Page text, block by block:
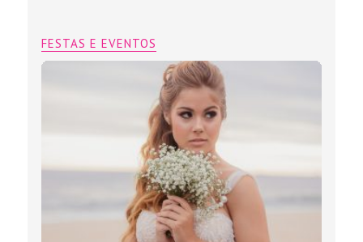
FESTAS E EVENTOS